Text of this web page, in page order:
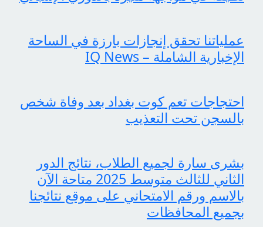
عملياتنا تحقق إنجازات بارزة في الساحة
الإخبارية الشاملة – IQ News
احتجاجات تعم كوت بغداد بعد وفاة شخص
بالسجن تحت التعذيب
بشرى سارة لجميع الطلاب، نتائج الدور
الثاني للثالث متوسط 2025 متاحة الآن
بالاسم ورقم الامتحاني على موقع نتائجنا
بجميع المحافظات